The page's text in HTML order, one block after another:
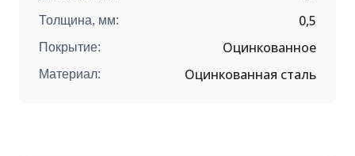
Толщина, мм: 0,5
Покрытие: Оцинкованное
Материал: Оцинкованная сталь